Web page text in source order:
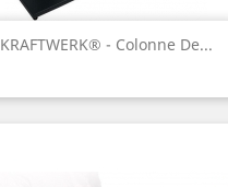
KRAFTWERK® - Colonne De...
Aperçu rapide